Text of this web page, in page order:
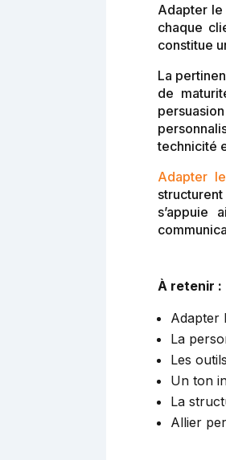
Adapter
chaque
constitue
La
de
technicité
Adapter
s’appuie
À retenir :
Adapter
La
Les
Un ton
La
Allier